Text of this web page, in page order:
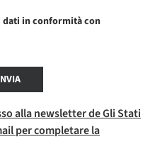
dati in conformità con
alla newsletter de Gli Stati
per completare la